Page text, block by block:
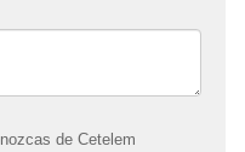
de Cetelem